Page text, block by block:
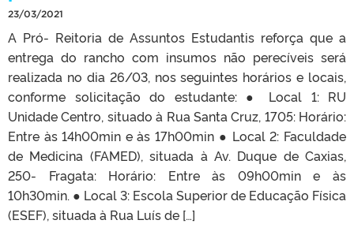
23/03/2021
A Pró- Reitoria de Assuntos Estudantis reforça que a
entrega do rancho com insumos não perecíveis será
realizada no dia 26/03, nos seguintes horários e locais,
conforme solicitação do estudante: ● Local 1: RU
Unidade Centro, situado à Rua Santa Cruz, 1705: Horário:
Entre às 14h00min e às 17h00min ● Local 2: Faculdade
de Medicina (FAMED), situada à Av. Duque de Caxias,
250- Fragata: Horário: Entre às 09h00min e às
10h30min. ● Local 3: Escola Superior de Educação Física
(ESEF), situada à Rua Luís de […]